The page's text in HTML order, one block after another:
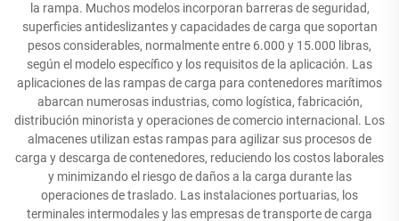
la rampa. Muchos modelos incorporan barreras de seguridad,
superficies antideslizantes y capacidades de carga que soportan
pesos considerables, normalmente entre 6.000 y 15.000 libras,
según el modelo específico y los requisitos de la aplicación. Las
aplicaciones de las rampas de carga para contenedores marítimos
abarcan numerosas industrias, como logística, fabricación,
distribución minorista y operaciones de comercio internacional. Los
almacenes utilizan estas rampas para agilizar sus procesos de
carga y descarga de contenedores, reduciendo los costos laborales
y minimizando el riesgo de daños a la carga durante las
operaciones de traslado. Las instalaciones portuarias, los
terminales intermodales y las empresas de transporte de carga